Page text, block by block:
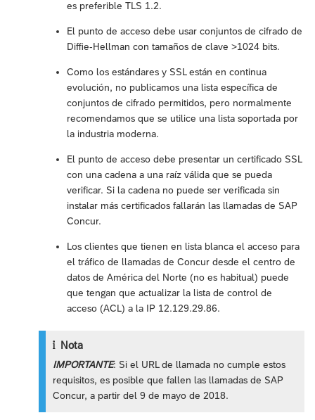
es preferible TLS 1.2.
El punto de acceso debe usar conjuntos de cifrado de
Diffie-Hellman con tamaños de clave >1024 bits.
Como los estándares y SSL están en continua
evolución, no publicamos una lista específica de
conjuntos de cifrado permitidos, pero normalmente
recomendamos que se utilice una lista soportada por
la industria moderna.
El punto de acceso debe presentar un certificado SSL
con una cadena a una raíz válida que se pueda
verificar. Si la cadena no puede ser verificada sin
instalar más certificados fallarán las llamadas de SAP
Concur.
Los clientes que tienen en lista blanca el acceso para
el tráfico de llamadas de Concur desde el centro de
datos de América del Norte (no es habitual) puede
que tengan que actualizar la lista de control de
acceso (ACL) a la IP 12.129.29.86.
Nota
IMPORTANTE: Si el URL de llamada no cumple estos
requisitos, es posible que fallen las llamadas de SAP
Concur, a partir del 9 de mayo de 2018.